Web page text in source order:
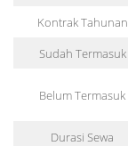
Kontrak Tahunan
Sudah Termasuk
Belum Termasuk
Durasi Sewa